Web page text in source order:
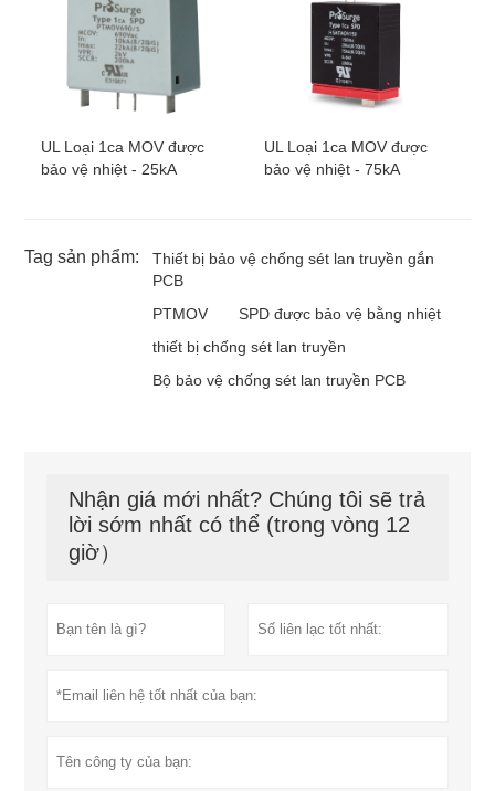
UL Loại 1ca MOV được
bảo vệ nhiệt - 25kA
UL Loại 1ca MOV được
bảo vệ nhiệt - 75kA
Tag sản phẩm:
Thiết bị bảo vệ chống sét lan truyền gắn
PCB
PTMOV
SPD được bảo vệ bằng nhiệt
thiết bị chống sét lan truyền
Bộ bảo vệ chống sét lan truyền PCB
Nhận giá mới nhất? Chúng tôi sẽ trả
lời sớm nhất có thể (trong vòng 12
giờ）